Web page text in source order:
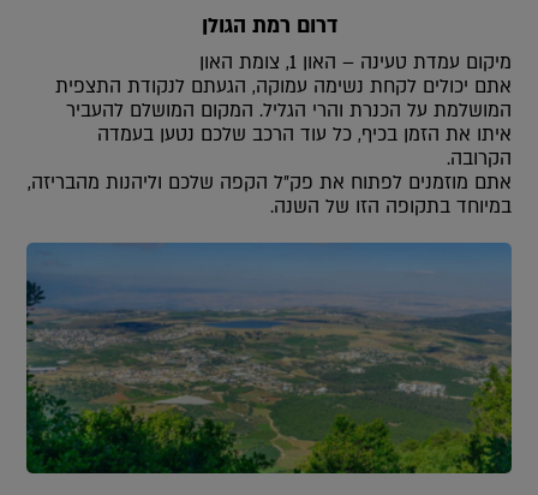
דרום רמת הגולן
מיקום עמדת טעינה – האון 1, צומת האון
אתם יכולים לקחת נשימה עמוקה, הגעתם לנקודת התצפית
המושלמת על הכנרת והרי הגליל. המקום המושלם להעביר
איתו את הזמן בכיף, כל עוד הרכב שלכם נטען בעמדה
הקרובה.
אתם מוזמנים לפתוח את פק”ל הקפה שלכם וליהנות מהבריזה,
במיוחד בתקופה הזו של השנה.